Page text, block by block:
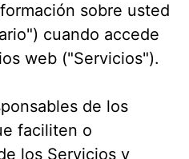
sobre usted
cuando accede
web ("Servicios").
de los
faciliten o
los Servicios y